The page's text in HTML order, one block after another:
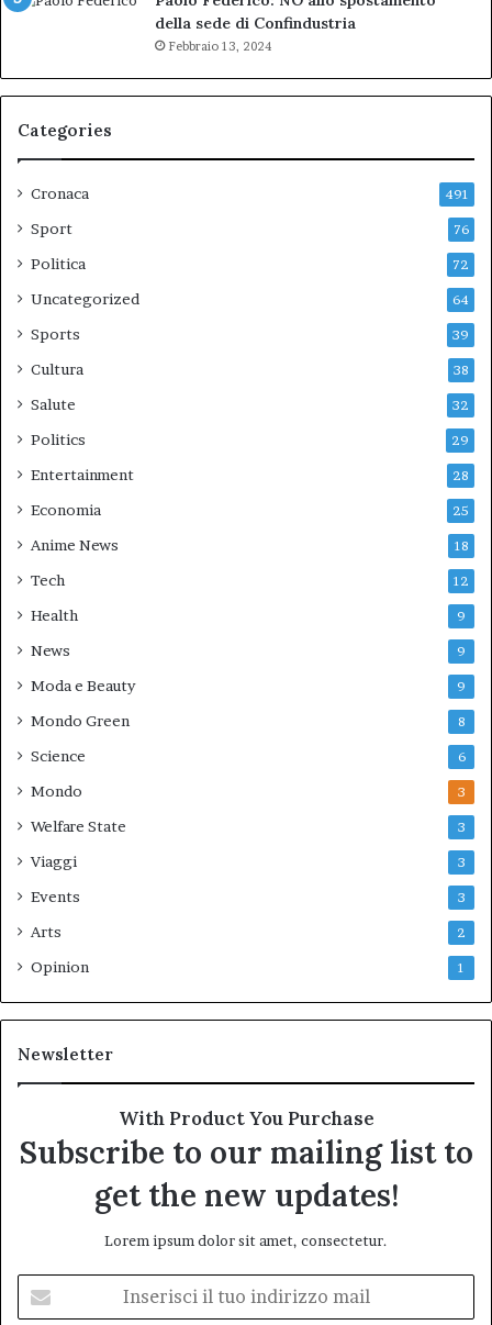
della sede di Confindustria
Febbraio 13, 2024
Categories
Cronaca 491
Sport 76
Politica 72
Uncategorized 64
Sports 39
Cultura 38
Salute 32
Politics 29
Entertainment 28
Economia 25
Anime News 18
Tech 12
Health 9
News 9
Moda e Beauty 9
Mondo Green 8
Science 6
Mondo 3
Welfare State 3
Viaggi 3
Events 3
Arts 2
Opinion 1
Newsletter
With Product You Purchase
Subscribe to our mailing list to
get the new updates!
Lorem ipsum dolor sit amet, consectetur.